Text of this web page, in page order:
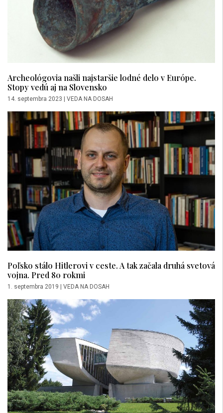
Archeológovia našli najstaršie lodné delo v Európe.
Stopy vedú aj na Slovensko
14. septembra 2023 VEDA NA DOSAH
Poľsko stálo Hitlerovi v ceste. A tak začala druhá svetová
vojna. Pred 80 rokmi
1. septembra 2019 | VEDA NA DOSAH